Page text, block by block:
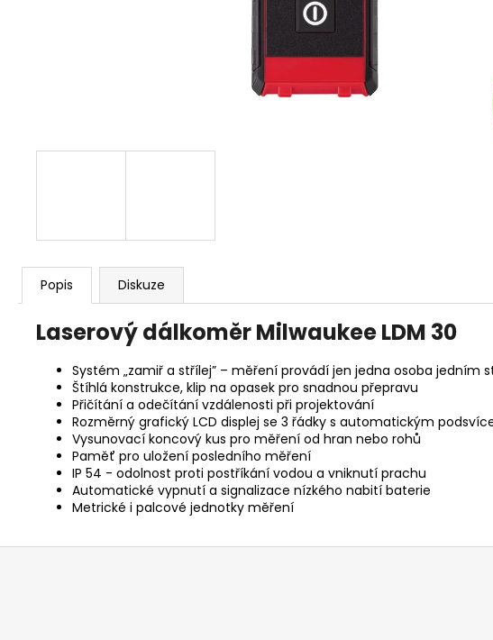
Popis Diskuze
Laserový dálkoměr Milwaukee LDM 30
Systém „zamiř a střílej” – měření provádí jen jedna osoba jedním
Štíhlá konstrukce, klip na opasek pro snadnou přepravu
Přičítání a odečítání vzdálenosti při projektování
Rozměrný grafický LCD displej se 3 řádky s automatickým
Vysunovací koncový kus pro měření od hran nebo rohů
Paměť pro uložení posledního měření
IP 54 - odolnost proti postříkání vodou a vniknutí prachu
Automatické vypnutí a signalizace nízkého nabití baterie
Metrické i palcové jednotky měření
Z